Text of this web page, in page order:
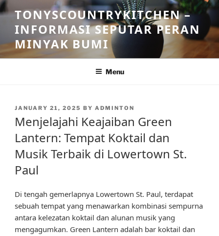
Skip
to
content
TONYSCOUNTRYKITCHEN –
INFORMASI SEPUTAR PERAN
MINYAK BUMI
Menu
POSTED
JANUARY 21, 2025 BY ADMINTON
Menjelajahi Keajaiban Green
Lantern: Tempat Koktail dan
Musik Terbaik di Lowertown St.
Paul
Di tengah gemerlapnya Lowertown St. Paul, terdapat
sebuah tempat yang menawarkan kombinasi sempurna
antara kelezatan koktail dan alunan musik yang
mengagumkan. Green Lantern adalah bar koktail dan